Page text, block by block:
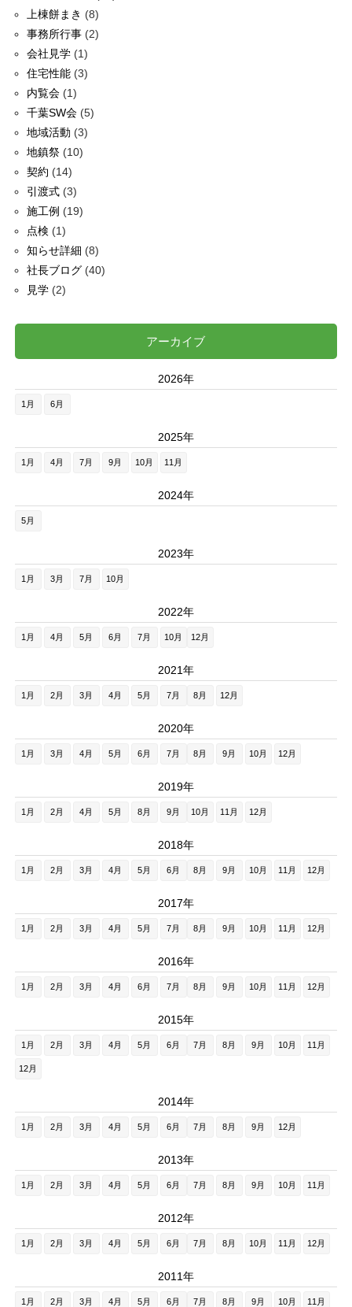
上棟餅まき (8)
事務所行事(2)
会社見学(1)
住宅性能(3)
内覧会(1)
千葉SW会(5)
地域活動 (3)
地鎮祭(10)
契約 (14)
引渡式(3)
施工例 (19)
点検 (1)
知らせ詳細 (8)
社長ブログ(40)
見学(2)
アーカイブ
2026年
1月 6月
2025年
1月 4月 7月 9月 10月 11月
2024年
5月
2023年
1月 3月 7月 10月
2022年
1月 4月 5月 6月 7月 10月 12月
2021年
1月 2月 3月 4月 5月 7月 8月 12月
2020年
1月 3月 4月 5月 6月 7月 8月 9月 10月 12月
2019年
1月 2月 4月 5月 8月 9月 10月 11月 12月
2018年
1月 2月 3月 4月 5月 6月 8月 9月 10月 11月 12月
2017年
1月 2月 3月 4月 5月 7月 8月 9月 10月 11月 12月
2016年
1月 2月 3月 4月 6月 7月 8月 9月 10月 11月 12月
2015年
1月 2月 3月 4月 5月 6月 7月 8月 9月 10月 11月
12月
2014年
1月 2月 3月 4月 5月 6月 7月 8月 9月 12月
2013年
1月 2月 3月 4月 5月 6月 7月 8月 9月 10月 11月
2012年
1月 2月 3月 4月 5月 6月 7月 8月 10月 11月 12月
2011年
1月 2月 3月 4月 5月 6月 7月 8月 9月 10月 11月